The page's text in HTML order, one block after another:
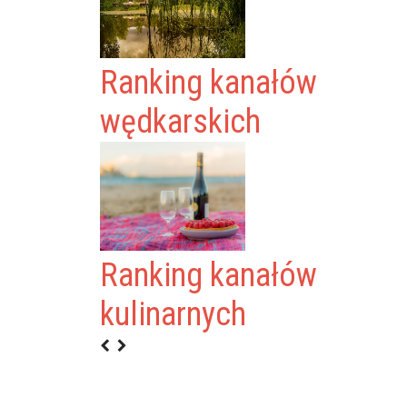
Ranking kanałów
wędkarskich
Ranking kanałów
kulinarnych